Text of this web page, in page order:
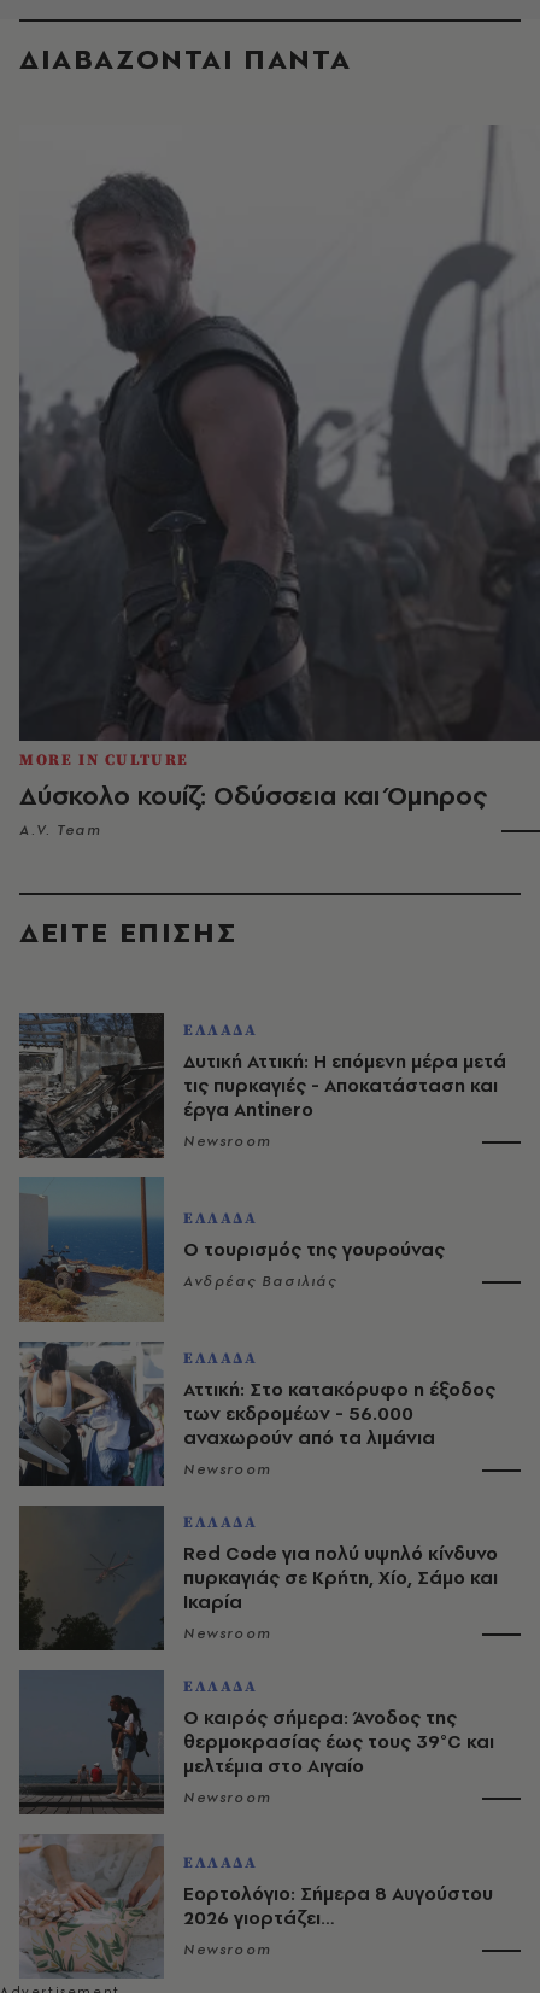
ΔΙΑΒΑΖΟΝΤΑΙ ΠΑΝΤΑ
MORE IN CULTURE
Δύσκολο κουίζ: Οδύσσεια και Όμηρος
A.V. Team
ΔΕΙΤΕ ΕΠΙΣΗΣ
ΕΛΛΑΔΑ
Δυτική Αττική: Η επόμενη μέρα μετά
τις πυρκαγιές - Αποκατάσταση και
έργα Antinero
Newsroom
ΕΛΛΑΔΑ
Ο τουρισμός της γουρούνας
Ανδρέας Βασιλιάς
ΕΛΛΑΔΑ
Αττική: Στο κατακόρυφο η έξοδος
των εκδρομέων - 56.000
αναχωρούν από τα λιμάνια
Newsroom
ΕΛΛΑΔΑ
Red Code για πολύ υψηλό κίνδυνο
πυρκαγιάς σε Κρήτη, Χίο, Σάμο και
Ικαρία
Newsroom
ΕΛΛΑΔΑ
Ο καιρός σήμερα: Άνοδος της
θερμοκρασίας έως τους 39°C και
μελτέμια στο Αιγαίο
Newsroom
ΕΛΛΑΔΑ
Εορτολόγιο: Σήμερα 8 Αυγούστου
2026 γιορτάζει…
Newsroom